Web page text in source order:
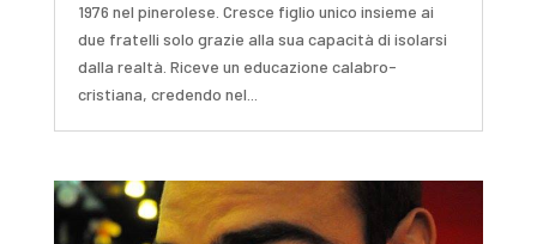
1976 nel pinerolese. Cresce figlio unico insieme ai
due fratelli solo grazie alla sua capacità di isolarsi
dalla realtà. Riceve un educazione calabro-
cristiana, credendo nel...